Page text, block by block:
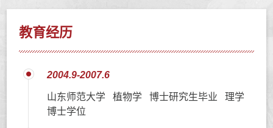
教育经历
2004.9-2007.6
山东师范大学 植物学 博士研究生毕业 理学
博士学位